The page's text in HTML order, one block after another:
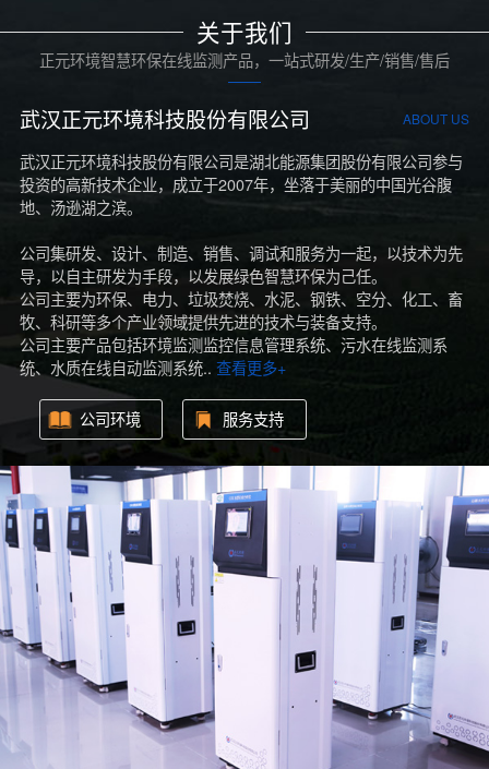
关于我们
正元环境智慧环保在线监测产品，一站式研发/生产/销售/售后
武汉正元环境科技股份有限公司 ABOUT US
武汉正元环境科技股份有限公司是湖北能源集团股份有限公司参与
投资的高新技术企业，成立于2007年，坐落于美丽的中国光谷腹
地、汤逊湖之滨。
公司集研发、设计、制造、销售、调试和服务为一起，以技术为先
导，以自主研发为手段，以发展绿色智慧环保为己任。
公司主要为环保、电力、垃圾焚烧、水泥、钢铁、空分、化工、畜
牧、科研等多个产业领域提供先进的技术与装备支持。
公司主要产品包括环境监测监控信息管理系统、污水在线监测系
统、水质在线自动监测系统.. 查看更多+
公司环境 服务支持